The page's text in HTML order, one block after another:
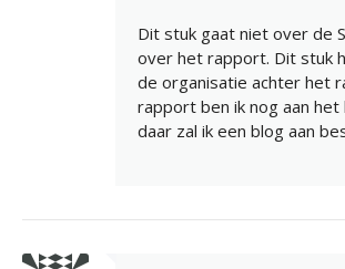
Dit stuk gaat niet over de
over het rapport. Dit stuk
de organisatie achter het
rapport ben ik nog aan het
daar zal ik een blog aan